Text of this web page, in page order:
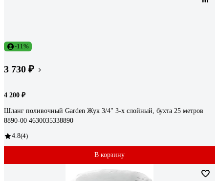
-11%
3 730 ₽
4 200 ₽
Шланг поливочный Garden Жук 3/4" 3-х слойный, бухта 25 метров
8890-00 4630035338890
4.8(4)
В корзину